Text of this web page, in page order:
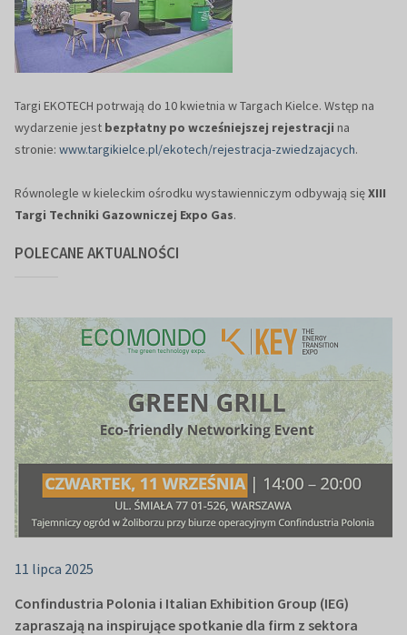
Targi EKOTECH potrwają do 10 kwietnia w Targach Kielce. Wstęp na
wydarzenie jest bezpłatny po wcześniejszej rejestracji na
stronie: www.targikielce.pl/ekotech/rejestracja-zwiedzajacych.
Równolegle w kieleckim ośrodku wystawienniczym odbywają sięXIII
Targi Techniki Gazowniczej Expo Gas.
POLECANE AKTUALNOŚCI
11 lipca 2025
Confindustria Polonia i Italian Exhibition Group (IEG)
zapraszają na inspirujące spotkanie dla firm z sektora